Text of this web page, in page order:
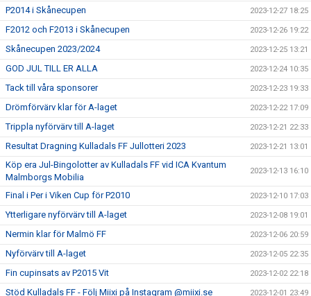
P2014 i Skånecupen 2023-12-27 18:25
F2012 och F2013 i Skånecupen 2023-12-26 19:22
Skånecupen 2023/2024 2023-12-25 13:21
GOD JUL TILL ER ALLA 2023-12-24 10:35
Tack till våra sponsorer 2023-12-23 19:33
Drömförvärv klar för A-laget 2023-12-22 17:09
Trippla nyförvärv till A-laget 2023-12-21 22:33
Resultat Dragning Kulladals FF Jullotteri 2023 2023-12-21 13:01
Köp era Jul-Bingolotter av Kulladals FF vid ICA Kvantum
Malmborgs Mobilia
2023-12-13 16:10
Final i Per i Viken Cup för P2010 2023-12-10 17:03
Ytterligare nyförvärv till A-laget 2023-12-08 19:01
Nermin klar för Malmö FF 2023-12-06 20:59
Nyförvärv till A-laget 2023-12-05 22:35
Fin cupinsats av P2015 Vit 2023-12-02 22:18
Stöd Kulladals FF - Följ Miixi på Instagram @miixi.se 2023-12-01 23:49